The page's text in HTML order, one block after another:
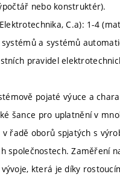
nebo konstruktér).
C.a): 1-4
a systémů
pravidel
pojaté výuce a
šance pro uplatnění v
řadě oborů spjatých s
společnostech. Zaměření
která je díky